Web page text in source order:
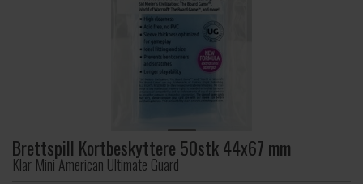
Brettspill Kortbeskyttere 50stk 44x67 mm
Klar Mini American Ultimate Guard